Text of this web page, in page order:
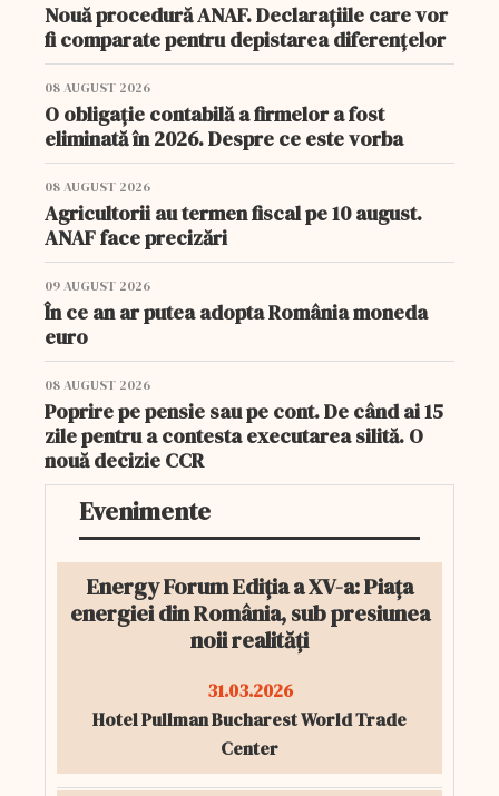
Nouă procedură ANAF. Declarațiile care vor
fi comparate pentru depistarea diferențelor
08 AUGUST 2026
O obligație contabilă a firmelor a fost
eliminată în 2026. Despre ce este vorba
08 AUGUST 2026
Agricultorii au termen fiscal pe 10 august.
ANAF face precizări
09 AUGUST 2026
În ce an ar putea adopta România moneda
euro
08 AUGUST 2026
Poprire pe pensie sau pe cont. De când ai 15
zile pentru a contesta executarea silită. O
nouă decizie CCR
Evenimente
Energy Forum Ediția a XV-a: Piața
energiei din România, sub presiunea
noii realități
31.03.2026
Hotel Pullman Bucharest World Trade
Center